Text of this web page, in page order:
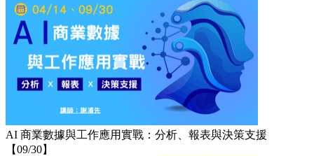
AI 商業數據與工作應用實戰：分析、報表與決策支援
【09/30】